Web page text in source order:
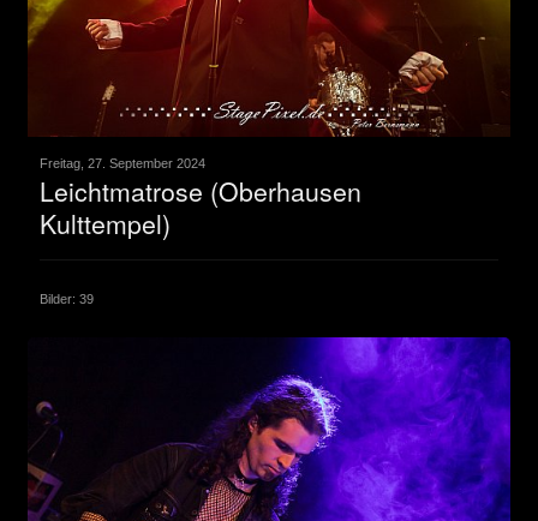
Freitag, 27. September 2024
Leichtmatrose (Oberhausen
Kulttempel)
Bilder: 39